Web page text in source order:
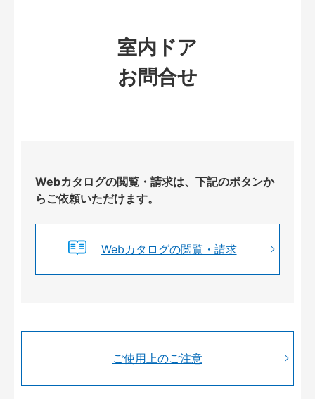
室内ドア
お問合せ
Webカタログの閲覧・請求は、下記のボタンか
らご依頼いただけます。
Webカタログの閲覧・請求
ご使用上のご注意